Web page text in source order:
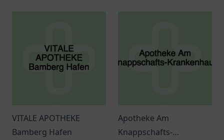
Gesundheitsprodukten.
Gesundheitsprodukten.
VITALE APOTHEKE
Bamberg Hafen
Apotheke Am
Knappschafts-